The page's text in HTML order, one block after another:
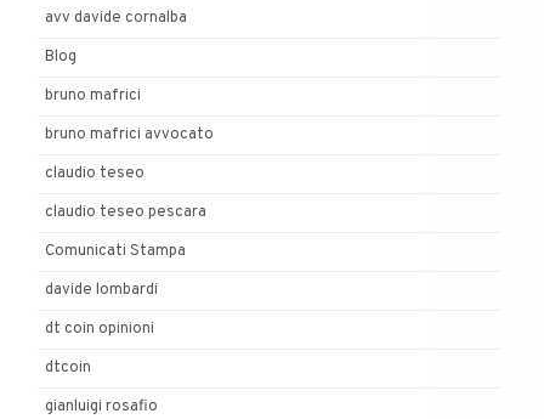
avv davide cornalba
Blog
bruno mafrici
bruno mafrici avvocato
claudio teseo
claudio teseo pescara
Comunicati Stampa
davide lombardi
dt coin opinioni
dtcoin
gianluigi rosafio